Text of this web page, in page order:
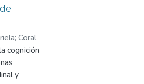
;Coral
cognición
y